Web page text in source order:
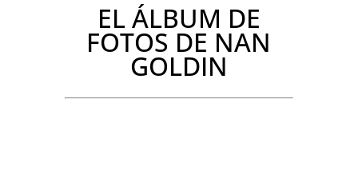
EL ÁLBUM DE
FOTOS DE NAN
GOLDIN